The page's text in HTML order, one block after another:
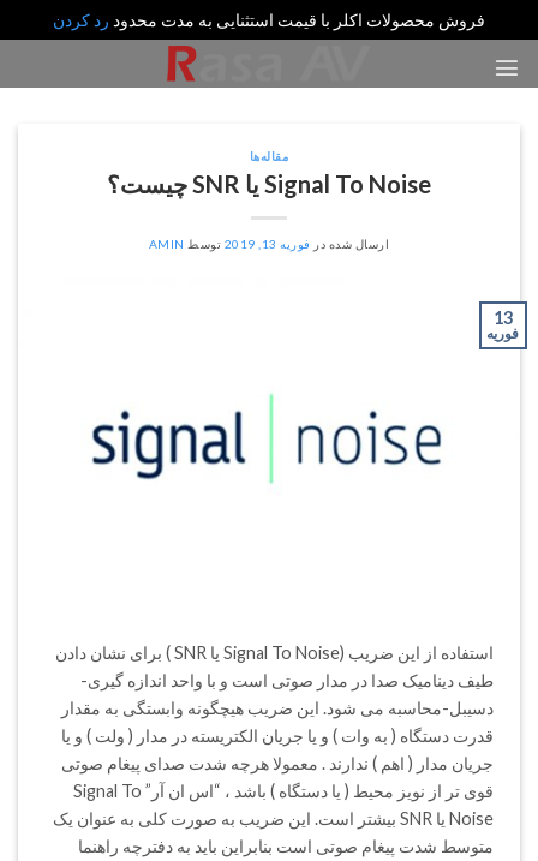
فروش محصولات اکلر با قیمت استثنایی به مدت محدود رد کردن
مقاله‌ها
Signal To Noise یا SNR چیست؟
ارسال شده در فوریه 13, 2019 توسط AMIN
13
فوریه
استفاده از این ضریب (Signal To Noise یا SNR ) برای نشان دادن
طیف دینامیک صدا در مدار صوتی است و با واحد اندازه گیری-
دسیبل-محاسبه می شود. این ضریب هیچگونه وابستگی به مقدار
قدرت دستگاه ( به وات ) و یا جریان الکتریسته در مدار ( ولت ) و یا
جریان مدار ( اهم ) ندارند . معمولا هرچه شدت صدای پیغام صوتی
قوی تر از نویز محیط ( یا دستگاه ) باشد ، “اس ان آر” Signal To
Noise یا SNR بیشتر است. این ضریب به صورت کلی به عنوان یک
متوسط شدت پیغام صوتی است بنابراین باید به دفترچه راهنما